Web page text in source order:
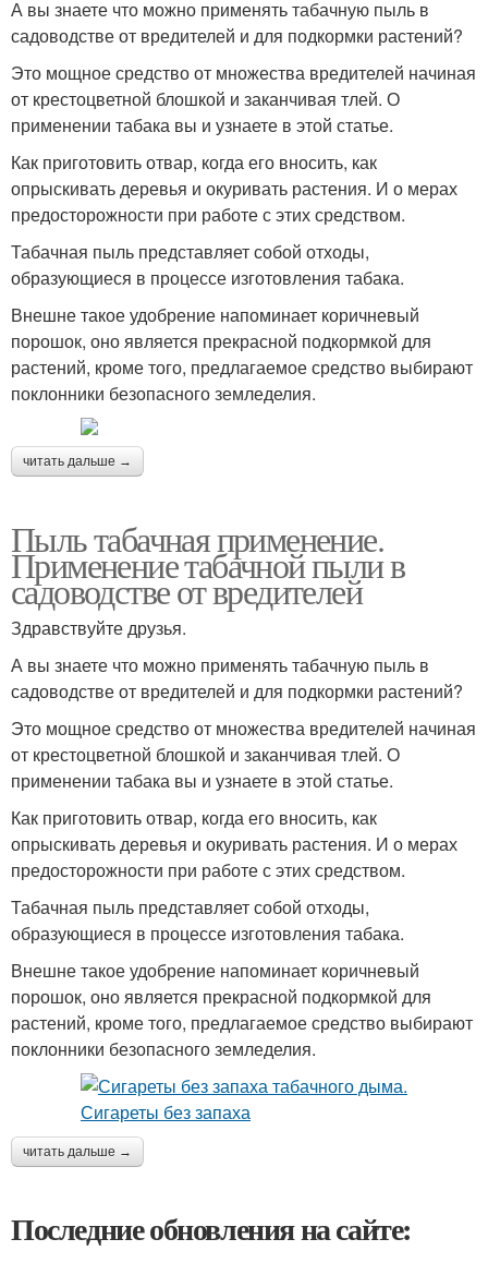
А вы знаете что можно применять табачную пыль в
садоводстве от вредителей и для подкормки растений?
Это мощное средство от множества вредителей начиная
от крестоцветной блошкой и заканчивая тлей. О
применении табака вы и узнаете в этой статье.
Как приготовить отвар, когда его вносить, как
опрыскивать деревья и окуривать растения. И о мерах
предосторожности при работе с этих средством.
Табачная пыль представляет собой отходы,
образующиеся в процессе изготовления табака.
Внешне такое удобрение напоминает коричневый
порошок, оно является прекрасной подкормкой для
растений, кроме того, предлагаемое средство выбирают
поклонники безопасного земледелия.
читать дальше →
Пыль табачная применение.
Применение табачной пыли в
садоводстве от вредителей
Здравствуйте друзья.
А вы знаете что можно применять табачную пыль в
садоводстве от вредителей и для подкормки растений?
Это мощное средство от множества вредителей начиная
от крестоцветной блошкой и заканчивая тлей. О
применении табака вы и узнаете в этой статье.
Как приготовить отвар, когда его вносить, как
опрыскивать деревья и окуривать растения. И о мерах
предосторожности при работе с этих средством.
Табачная пыль представляет собой отходы,
образующиеся в процессе изготовления табака.
Внешне такое удобрение напоминает коричневый
порошок, оно является прекрасной подкормкой для
растений, кроме того, предлагаемое средство выбирают
поклонники безопасного земледелия.
читать дальше →
Последние обновления на сайте: